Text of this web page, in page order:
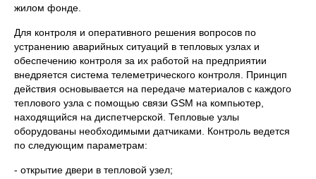
жилом фонде.
Для контроля и оперативного решения вопросов по
устранению аварийных ситуаций в тепловых узлах и
обеспечению контроля за их работой на предприятии
внедряется система телеметрического контроля. Принцип
действия основывается на передаче материалов с каждого
теплового узла с помощью связи GSM на компьютер,
находящийся на диспетчерской. Тепловые узлы
оборудованы необходимыми датчиками. Контроль ведется
по следующим параметрам:
- открытие двери в тепловой узел;